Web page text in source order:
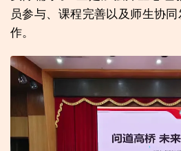
员参与、课程完善以及师生协
作。